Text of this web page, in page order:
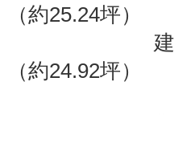
（約25.24坪）
建物面積
（約24.92坪）